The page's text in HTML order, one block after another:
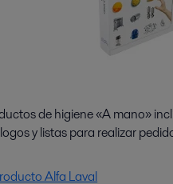
de higiene «A mano»
y listas para realizar
Alfa Laval